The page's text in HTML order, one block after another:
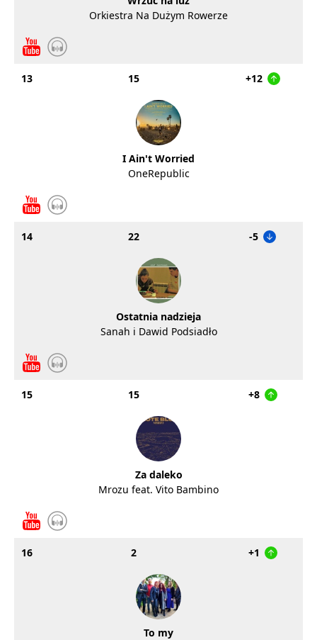
Orkiestra Na Dużym Rowerze
13 15 +12
I Ain't Worried
OneRepublic
14 22 -5
Ostatnia nadzieja
Sanah i Dawid Podsiadło
15 15 +8
Za daleko
Mrozu feat. Vito Bambino
16 2 +1
To my